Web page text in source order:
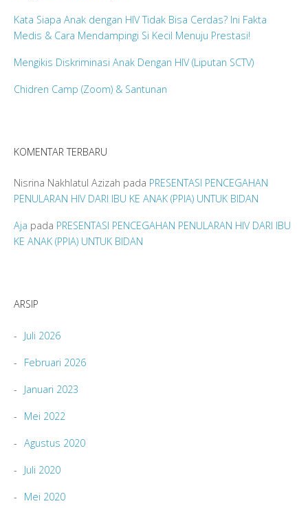
Kata Siapa Anak dengan HIV Tidak Bisa Cerdas? Ini Fakta
Medis & Cara Mendampingi Si Kecil Menuju Prestasi!
Mengikis Diskriminasi Anak Dengan HIV (Liputan SCTV)
Chidren Camp (Zoom) & Santunan
KOMENTAR TERBARU
Nisrina Nakhlatul Azizah pada PRESENTASI PENCEGAHAN
PENULARAN HIV DARI IBU KE ANAK (PPIA) UNTUK BIDAN
Aja pada PRESENTASI PENCEGAHAN PENULARAN HIV DARI IBU
KE ANAK (PPIA) UNTUK BIDAN
ARSIP
Juli 2026
Februari 2026
Januari 2023
Mei 2022
Agustus 2020
Juli 2020
Mei 2020